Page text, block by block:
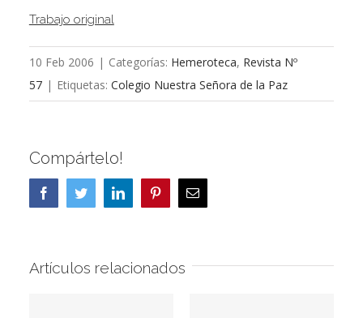
Trabajo original
10 Feb 2006 | Categorías: Hemeroteca, Revista Nº
57 | Etiquetas: Colegio Nuestra Señora de la Paz
Compártelo!
FacebookTwitterLinkedInPinterestCorreo
electrónico
Artículos relacionados